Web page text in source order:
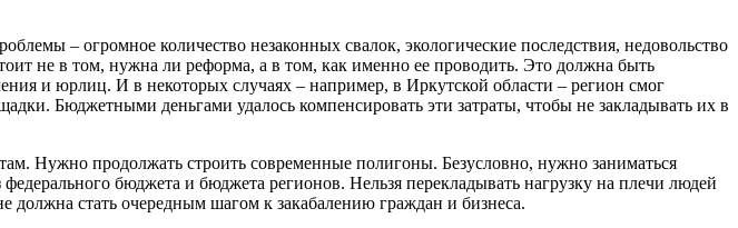
– огромное количество незаконных свалок, экологические последствия, недовольство
не в том, нужна ли реформа, а в том, как именно ее проводить. Это должна быть
и юрлиц. И в некоторых случаях – например, в Иркутской области – регион смог
Бюджетными деньгами удалось компенсировать эти затраты, чтобы не закладывать их в
Нужно продолжать строить современные полигоны. Безусловно, нужно заниматься
бюджета и бюджета регионов. Нельзя перекладывать нагрузку на плечи людей
стать очередным шагом к закабалению граждан и бизнеса.